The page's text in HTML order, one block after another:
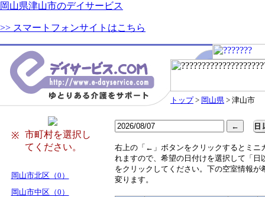
岡山県津山市のデイサービス
>> スマートフォンサイトはこちら
トップ> 岡山県 > 津山市
※
市町村を選択し
てください。
岡山市北区（0）
岡山市中区（0）
右上の「←」ボタンをクリックするとミニ
れますので、希望の日付けを選択して「日
をクリックしてください。下の空室情報が
変ります。